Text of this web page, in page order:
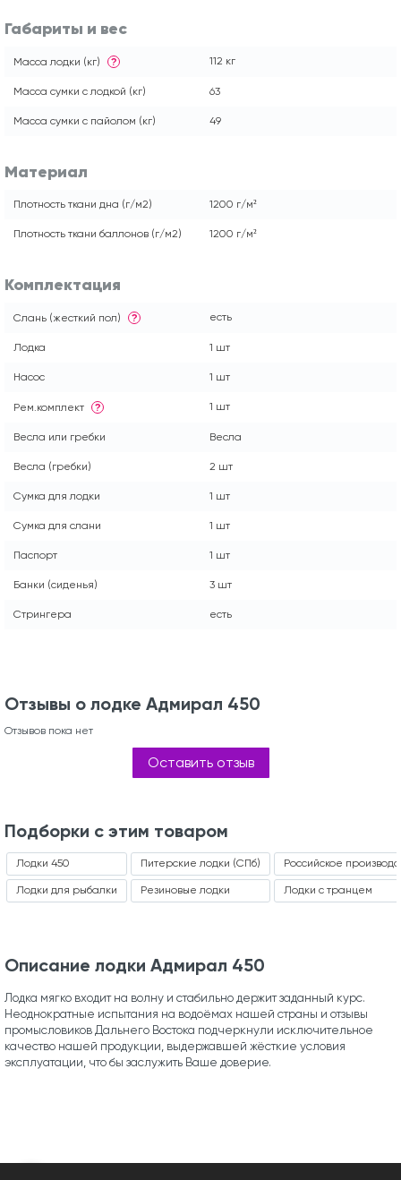
Габариты и вес
Масса лодки (кг) ? 112 кг
Масса сумки с лодкой (кг) 63
Масса сумки с пайолом (кг) 49
Материал
Плотность ткани дна (г/м2) 1200 г/м²
Плотность ткани баллонов (г/м2) 1200 г/м²
Комплектация
Слань (жесткий пол) ? есть
Лодка 1 шт
Насос 1 шт
Рем.комплект ? 1 шт
Весла или гребки Весла
Весла (гребки) 2 шт
Сумка для лодки 1 шт
Сумка для слани 1 шт
Паспорт 1 шт
Банки (сиденья) 3 шт
Стрингера есть
Отзывы о лодке Адмирал 450
Отзывов пока нет
Оставить отзыв
Подборки с этим товаром
Лодки 450
Лодки для рыбалки
Питерские лодки (СПб)
Резиновые лодки
Российское
Лодки с транцем
Описание лодки Адмирал 450
Лодка мягко входит на волну и стабильно держит заданный курс.
Неоднократные испытания на водоёмах нашей страны и отзывы
промысловиков Дальнего Востока подчеркнули исключительное
качество нашей продукции, выдержавшей жёсткие условия
эксплуатации, что бы заслужить Ваше доверие.